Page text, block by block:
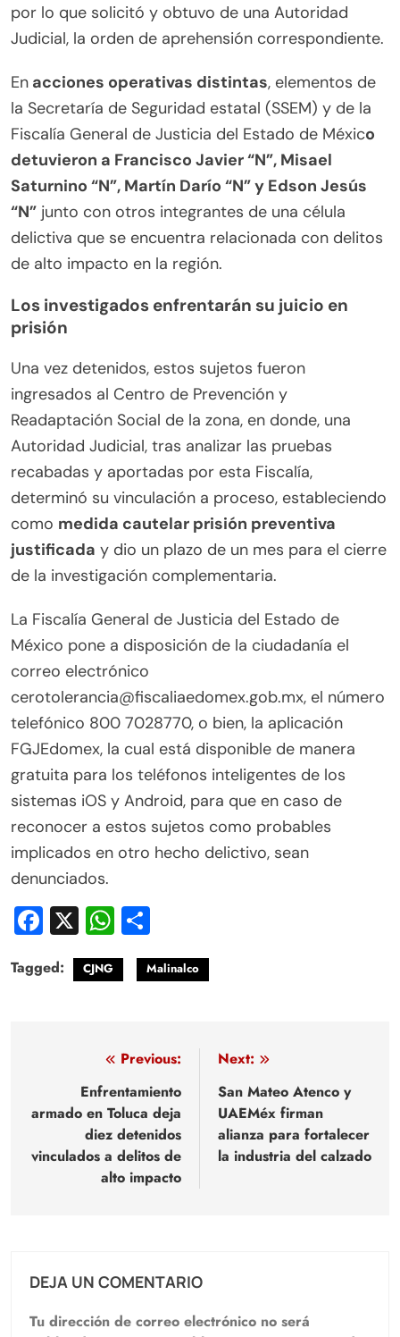
por lo que solicitó y obtuvo de una Autoridad
Judicial, la orden de aprehensión correspondiente.
En acciones operativas distintas, elementos de
la Secretaría de Seguridad estatal (SSEM) y de la
Fiscalía General de Justicia del Estado de México
detuvieron a Francisco Javier “N”, Misael
Saturnino “N”, Martín Darío “N” y Edson Jesús
“N” junto con otros integrantes de una célula
delictiva que se encuentra relacionada con delitos
de alto impacto en la región.
Los investigados enfrentarán su juicio en
prisión
Una vez detenidos, estos sujetos fueron
ingresados al Centro de Prevención y
Readaptación Social de la zona, en donde, una
Autoridad Judicial, tras analizar las pruebas
recabadas y aportadas por esta Fiscalía,
determinó su vinculación a proceso, estableciendo
como medida cautelar prisión preventiva
justificada y dio un plazo de un mes para el cierre
de la investigación complementaria.
La Fiscalía General de Justicia del Estado de
México pone a disposición de la ciudadanía el
correo electrónico
cerotolerancia@fiscaliaedomex.gob.mx, el número
telefónico 800 7028770, o bien, la aplicación
FGJEdomex, la cual está disponible de manera
gratuita para los teléfonos inteligentes de los
sistemas iOS y Android, para que en caso de
reconocer a estos sujetos como probables
implicados en otro hecho delictivo, sean
denunciados.
Facebook
X WhatsApp
Tagged: CJNG Malinalco
Navegación
entradas
Previous:
Enfrentamiento
armado en Toluca deja
diez detenidos
vinculados a delitos de
alto impacto
Next:
San Mateo Atenco y
UAEMéx firman
alianza para fortalecer
la industria del calzado
DEJA UN COMENTARIO
Tu dirección de correo electrónico no será